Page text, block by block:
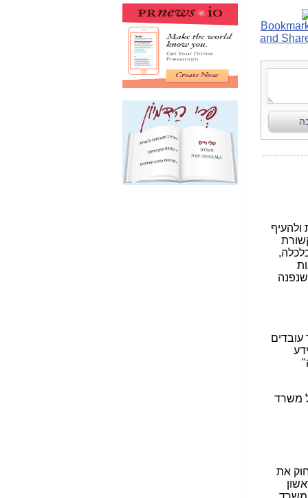
תקשורת עזר לקב'
בזק? -כאן
מה מקור ה-Fake
News שהביא לתפירת
תיק לביבי והעלמת
החשודים הנכונים -כאן
אחת הרגליים של "תיק
4000 התפור"
התמוטטה היום
בניצחון (כפול) של בזק
-
כאן
איך כתבות מפנקות